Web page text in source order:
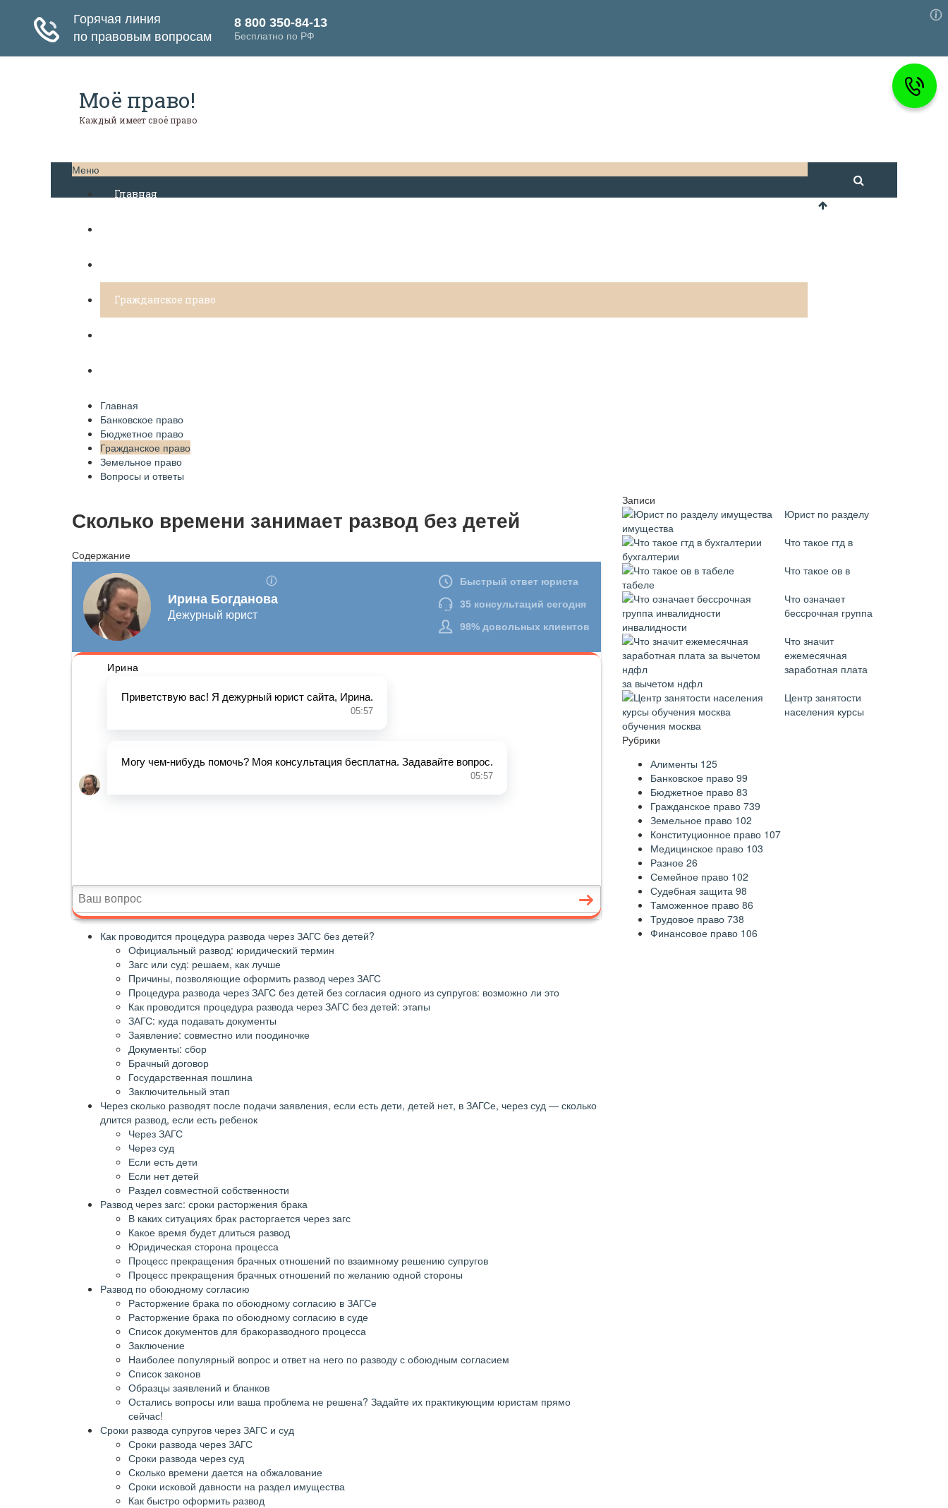
Моё право!
Каждый имеет своё право
Меню
Главная
Гражданское право
Главная
Банковское право
Бюджетное право
Гражданское право
Земельное право
Вопросы и ответы
Сколько времени занимает развод без детей
Содержание
Как проводится процедура развода через ЗАГС без детей?
Официальный развод: юридический термин
Загс или суд: решаем, как лучше
Причины, позволяющие оформить развод через ЗАГС
Процедура развода через ЗАГС без детей без согласия одного из супругов: возможно ли это
Как проводится процедура развода через ЗАГС без детей: этапы
ЗАГС: куда подавать документы
Заявление: совместно или поодиночке
Документы: сбор
Брачный договор
Государственная пошлина
Заключительный этап
Через сколько разводят после подачи заявления, если есть дети, детей нет, в ЗАГСе, через суд — сколько
длится развод, если есть ребенок
Через ЗАГС
Через суд
Если есть дети
Если нет детей
Раздел совместной собственности
Развод через загс: сроки расторжения брака
В каких ситуациях брак расторгается через загс
Какое время будет длиться развод
Юридическая сторона процесса
Процесс прекращения брачных отношений по взаимному решению супругов
Процесс прекращения брачных отношений по желанию одной стороны
Развод по обоюдному согласию
Расторжение брака по обоюдному согласию в ЗАГСе
Расторжение брака по обоюдному согласию в суде
Список документов для бракоразводного процесса
Заключение
Наиболее популярный вопрос и ответ на него по разводу с обоюдным согласием
Список законов
Образцы заявлений и бланков
Остались вопросы или ваша проблема не решена? Задайте их практикующим юристам прямо
сейчас!
Сроки развода супругов через ЗАГС и суд
Сроки развода через ЗАГС
Сроки развода через суд
Сколько времени дается на обжалование
Сроки исковой давности на раздел имущества
Как быстро оформить развод
Записи
Юрист по разделу
имущества
Что такое гтд в
бухгалтерии
Что такое ов в
табеле
Что означает
бессрочная группа
инвалидности
Что значит
ежемесячная
заработная плата
за вычетом ндфл
Центр занятости
населения курсы
обучения москва
Рубрики
Алименты 125
Банковское право 99
Бюджетное право 83
Гражданское право 739
Земельное право 102
Конституционное право 107
Медицинское право 103
Разное 26
Семейное право 102
Судебная защита 98
Таможенное право 86
Трудовое право 738
Финансовое право 106